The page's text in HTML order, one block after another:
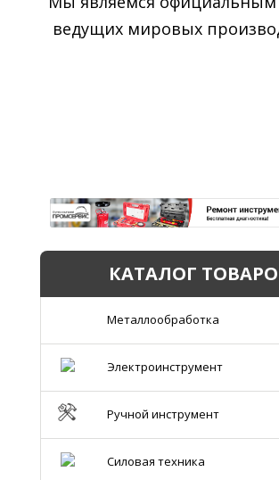
ведущих мировых
КАТАЛОГ
Металлообработка
Электроинструмент
Ручной инструмент
Силовая техника